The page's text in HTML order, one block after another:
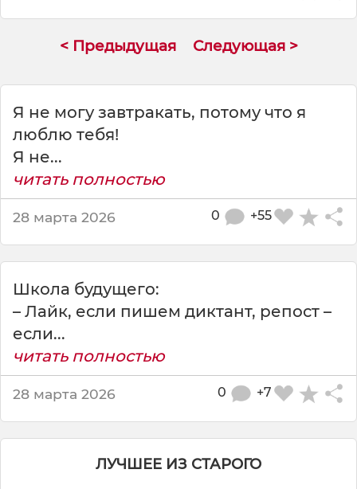
е
а
и
< Предыдущая Следующая >
Я не могу завтракать, потому что я
люблю тебя!
Я не...
читать полностью
28 марта 2026 +55
0
Школа будущего:
– Лайк, если пишем диктант, репост –
если...
читать полностью
28 марта 2026 +7
0
ЛУЧШЕЕ ИЗ СТАРОГО